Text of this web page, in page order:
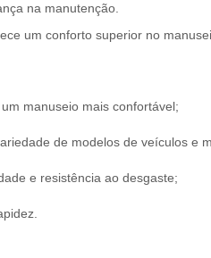
na manutenção.
um conforto superior no
manuseio mais confortável;
de modelos de veículos e
e resistência ao desgaste;